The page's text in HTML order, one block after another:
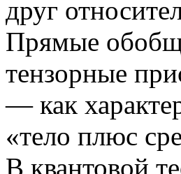
друг
Прямые
тензорные
— как
«тело плюс
В квантовой